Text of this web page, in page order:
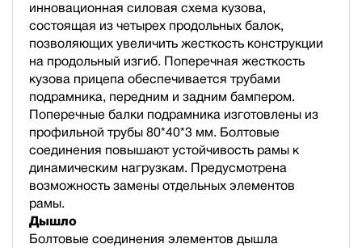
инновационная силовая схема кузова,
состоящая из четырех продольных балок,
позволяющих увеличить жесткость конструкции
на продольный изгиб. Поперечная жесткость
кузова прицепа обеспечивается трубами
подрамника, передним и задним бампером.
Поперечные балки подрамника изготовлены из
профильной трубы 80*40*3 мм. Болтовые
соединения повышают устойчивость рамы к
динамическим нагрузкам. Предусмотрена
возможность замены отдельных элементов
рамы.
Дышло
Болтовые соединения элементов дышла